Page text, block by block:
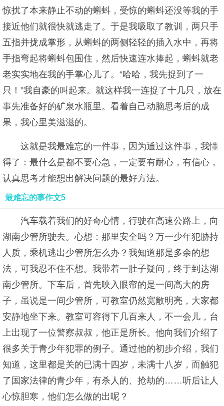
惊扰了本来静止不动的蝌蚪，受惊的蝌蚪还没等我的手
接近他们就很快就逃走了。于是我吸取了教训，两只手
五指并拢成掌形，从蝌蚪的两侧轻轻的插入水中，再将
手指弯起将蝌蚪包围住，然后快速连水捧起，蝌蚪就老
老实实地在我的手掌心儿了。“哈哈，我先捉到了一
只！”我自豪的叫起来。就这样我一连捉了十几只，放在
事先准备好的矿泉水瓶里。看着自己动脑思考后的成
果，我心里美滋滋的。
这就是我最难忘的一件事，因为通过这件事，我懂
得了：最什么是都不要心急，一定要有耐心，有信心，
认真思考才能想出解决问题的最好方法。
最难忘的事作文5
汽车载着我们的好奇心情，行驶在高速公路上，向
湖南少管所驶去。心想：那里安全吗？万一少年犯胁持
人质，乘机逃出少管所怎么办？我知道那是多余的想
法，可我忍不住不想。我带着一肚子疑问，终于到达湖
南少管所。下车后，首先映入眼帘的是一间高大的房
子，虽说是一间少管所，可教室仍然宽敞明亮，大家都
安静地坐下来。教室可容得下几百来人，不一会儿，台
上出现了一位警察叔叔，他正是所长。他向我们介绍了
很多关于青少年犯罪的例子。通过他的初步介绍，我们
知道，这里都是关的已满十四岁，未满十八岁，而触犯
了国家法律的青少年，有杀人的、抢劫的……听后让人
心惊胆寒，他们怎么做的出呢？